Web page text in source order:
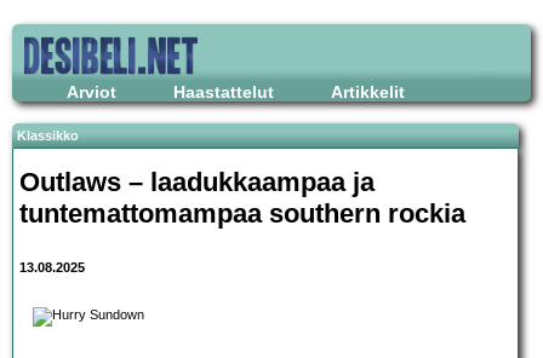
Arviot Haastattelut Artikkelit
Klassikko
Outlaws – laadukkaampaa ja
tuntemattomampaa southern rockia
13.08.2025